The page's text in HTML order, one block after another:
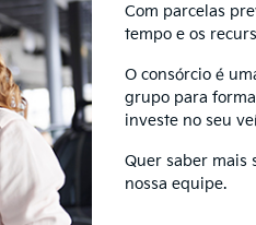
Com parcelas
tempo e os
O consórcio é
grupo para
investe no seu
Quer saber mais
nossa equipe.